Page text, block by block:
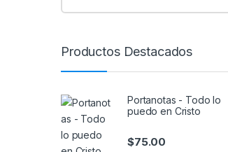
Productos Destacados
Portanotas - Todo lo
puedo en Cristo
$75.00